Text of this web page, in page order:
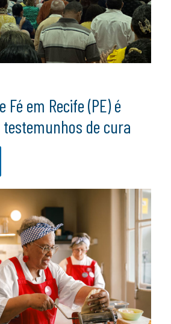
em Recife (PE) é
de cura